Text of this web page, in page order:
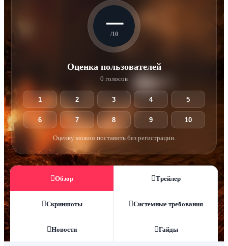
—
/10
Оценка пользователей
0 голосов
1 2 3 4 5
6 7 8 9 10
Оценку можно поставить без регистрации.
Обзор Трейлер
Скриншоты Системные требования
Новости Гайды